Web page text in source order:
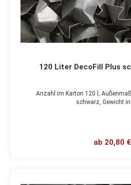
120 Liter DecoFill Plus
Anzahl im Karton 120 l,
schwarz, Gewicht
ab 20,80 €